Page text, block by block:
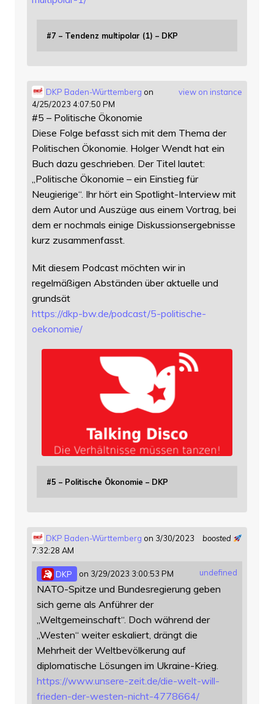
#7 – Tendenz multipolar (1) – DKP
view on instance
DKP Baden-Württemberg on
4/25/2023 4:07:50 PM
#5 – Politische Ökonomie
Diese Folge befasst sich mit dem Thema der
Politischen Ökonomie. Holger Wendt hat ein
Buch dazu geschrieben. Der Titel lautet:
„Politische Ökonomie – ein Einstieg für
Neugierige“. Ihr hört ein Spotlight-Interview mit
dem Autor und Auszüge aus einem Vortrag, bei
dem er nochmals einige Diskussionsergebnisse
kurz zusammenfasst.
Mit diesem Podcast möchten wir in
regelmäßigen Abständen über aktuelle und
grundsät
https://dkp-bw.de/podcast/5-politische-
oekonomie/
#5 – Politische Ökonomie – DKP
boosted
DKP Baden-Württemberg on 3/30/2023
7:32:28 AM
undefined
DKP on 3/29/2023 3:00:53 PM
NATO-Spitze und Bundesregierung geben
sich gerne als Anführer der
„Weltgemeinschaft“. Doch während der
„Westen“ weiter eskaliert, drängt die
Mehrheit der Weltbevölkerung auf
diplomatische Lösungen im Ukraine-Krieg.
https://www.unsere-zeit.de/die-welt-will-
frieden-der-westen-nicht-4778664/